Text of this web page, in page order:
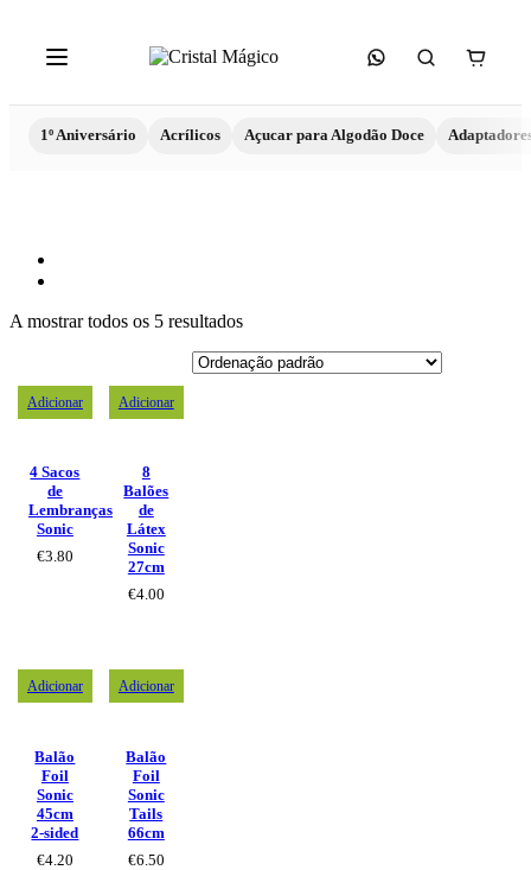
1º Aniversário Acrílicos Açucar para Algodão Doce
A mostrar todos os 5 resultados
Adicionar
4 Sacos
de
Lembranças
Sonic
€3.80
Adicionar
8
Balões
de
Látex
Sonic
27cm
€4.00
Adicionar
Balão
Foil
Sonic
45cm
2-sided
€4.20
Adicionar
Balão
Foil
Sonic
Tails
66cm
€6.50